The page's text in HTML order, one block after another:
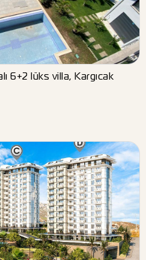
6+2 lüks villa, Kargıcak